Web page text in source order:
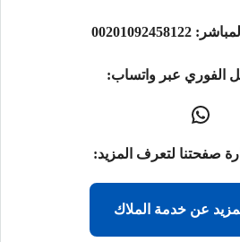
00201092458122
الفوري عبر واتساب:
صفحتنا لتعرف المزيد:
عن خدمة الملاك